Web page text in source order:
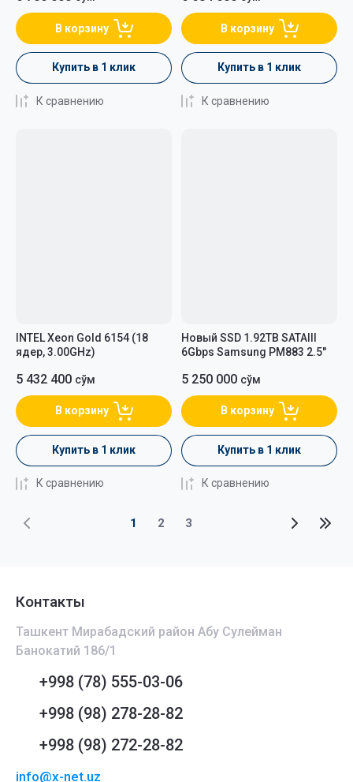
В корзину
Купить в 1 клик
К сравнению
В корзину
Купить в 1 клик
К сравнению
INTEL Xeon Gold 6154 (18
ядер, 3.00GHz)
5 432 400 сўм
В корзину
Купить в 1 клик
К сравнению
Новый SSD 1.92TB SATAIII
6Gbps Samsung PM883 2.5"
5 250 000 сўм
В корзину
Купить в 1 клик
К сравнению
1 2 3
Контакты
Ташкент Мирабадский район Абу Сулейман
Банокатий 186/1
+998 (78) 555-03-06
+998 (98) 278-28-82
+998 (98) 272-28-82
info@x-net.uz